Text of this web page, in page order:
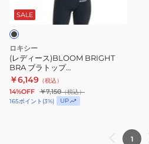
ツ
25SURBR252551LAV
ブ
ラ
ト
ッ
プ
26SPRBR261508BLK
SALE
ロキシー
(レディース)BLOOM BRIGHT
BRA ブラトップ
26SPRBR261508BLK
￥6,149 （税込）
14%OFF ￥7,150（税込）
165ポイント (3%) UP
1